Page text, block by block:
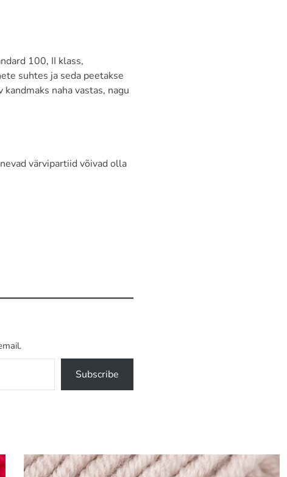
100, II klass,
suhtes ja seda peetakse
naha vastas, nagu
värvipartiid võivad olla
Subscribe